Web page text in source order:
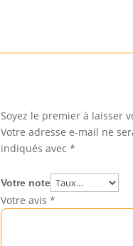
Soyez le premier à laisser
Votre adresse e-mail ne
indiqués avec *
Votre note
Votre avis *